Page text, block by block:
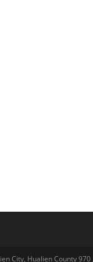
City, Hualien County